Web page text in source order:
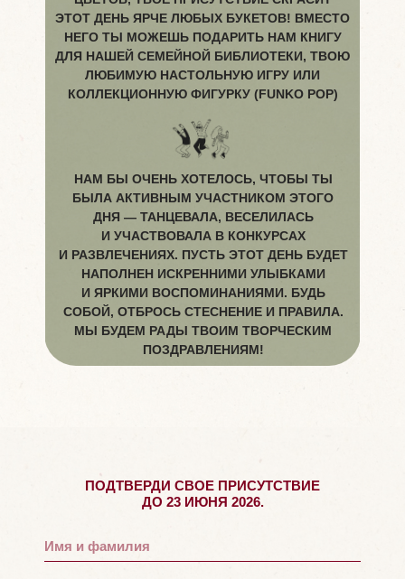
НАМ БЫ ОЧЕНЬ ХОТЕЛОСЬ, ЧТОБЫ ТЫ
БЫЛА АКТИВНЫМ УЧАСТНИКОМ ЭТОГО
ДНЯ — ТАНЦЕВАЛА, ВЕСЕЛИЛАСЬ
И УЧАСТВОВАЛА В КОНКУРСАХ
И РАЗВЛЕЧЕНИЯХ. ПУСТЬ ЭТОТ ДЕНЬ БУДЕТ
НАПОЛНЕН ИСКРЕННИМИ УЛЫБКАМИ
И ЯРКИМИ ВОСПОМИНАНИЯМИ. БУДЬ
СОБОЙ, ОТБРОСЬ СТЕСНЕНИЕ И ПРАВИЛА.
МЫ БУДЕМ РАДЫ ТВОИМ ТВОРЧЕСКИМ
ПОЗДРАВЛЕНИЯМ!
ЭТОТ ДЕНЬ ЯРЧЕ ЛЮБЫХ БУКЕТОВ! ВМЕСТО
НЕГО ТЫ МОЖЕШЬ ПОДАРИТЬ НАМ КНИГУ
ДЛЯ НАШЕЙ СЕМЕЙНОЙ БИБЛИОТЕКИ, ТВОЮ
ЛЮБИМУЮ НАСТОЛЬНУЮ ИГРУ ИЛИ
КОЛЛЕКЦИОННУЮ ФИГУРКУ (FUNKO POP)
ПОДТВЕРДИ СВОЕ ПРИСУТСТВИЕ
ДО 23 ИЮНЯ 2026.